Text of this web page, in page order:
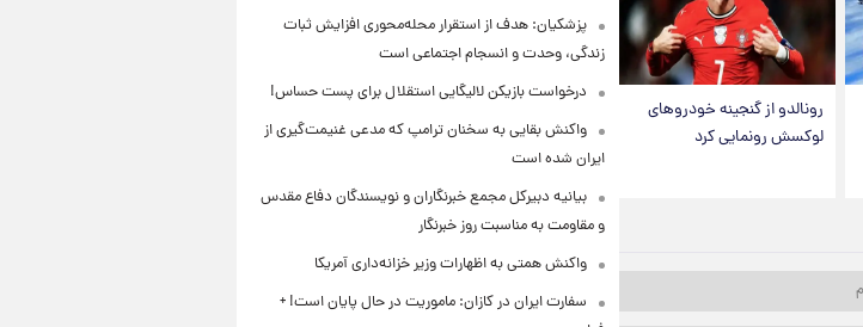
رونالدو از گنجینه خودروهای
لوکسش رونمایی کرد
پزشکیان: هدف از استقرار محله‌محوری افزایش ثبات
زندگی، وحدت و انسجام اجتماعی است
درخواست بازیکن لالیگایی استقلال برای پست حساس!
واکنش بقایی به سخنان ترامپ که مدعی غنیمت‌گیری از
ایران شده است
بیانیه دبیرکل مجمع خبرنگاران و نویسندگان دفاع مقدس
و مقاومت به مناسبت روز خبرنگار
واکنش همتی به اظهارات وزیر خزانه‌داری آمریکا
سفارت ایران در کازان: ماموریت در حال پایان است! +